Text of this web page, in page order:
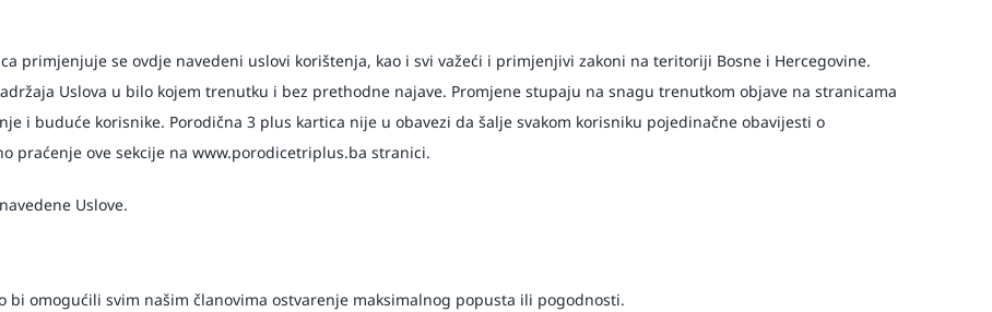
primjenjuje se ovdje navedeni uslovi korištenja, kao i svi važeći i primjenjivi zakoni na teritoriji Bosne i Hercegovine.
Uslova u bilo kojem trenutku i bez prethodne najave. Promjene stupaju na snagu trenutkom objave na stranicama
i buduće korisnike. Porodična 3 plus kartica nije u obavezi da šalje svakom korisniku pojedinačne obavijesti o
praćenje ove sekcije na www.porodicetriplus.ba stranici.
Uslove.
bi omogućili svim našim članovima ostvarenje maksimalnog popusta ili pogodnosti.